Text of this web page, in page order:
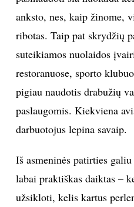
nesukelia.